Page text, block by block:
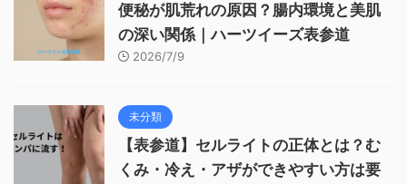
便秘が肌荒れの原因？腸内環境と美肌
の深い関係｜ハーツイーズ表参道
2026/7/9
未分類
【表参道】セルライトの正体とは？む
くみ・冷え・アザができやすい方は要